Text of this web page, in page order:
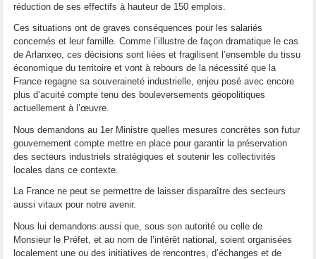
réduction de ses effectifs à hauteur de 150 emplois.
Ces situations ont de graves conséquences pour les salariés
concernés et leur famille. Comme l’illustre de façon dramatique le cas
de Arlanxeo, ces décisions sont liées et fragilisent l’ensemble du tissu
économique du territoire et vont à rebours de la nécessité que la
France regagne sa souveraineté industrielle, enjeu posé avec encore
plus d’acuité compte tenu des bouleversements géopolitiques
actuellement à l’œuvre.
Nous demandons au 1er Ministre quelles mesures concrètes son futur
gouvernement compte mettre en place pour garantir la préservation
des secteurs industriels stratégiques et soutenir les collectivités
locales dans ce contexte.
La France ne peut se permettre de laisser disparaître des secteurs
aussi vitaux pour notre avenir.
Nous lui demandons aussi que, sous son autorité ou celle de
Monsieur le Préfet, et au nom de l’intérêt national, soient organisées
localement une ou des initiatives de rencontres, d’échanges et de